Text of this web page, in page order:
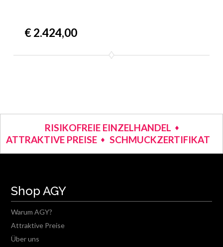
€ 2.424,00
RISIKOFREIE EINZELHANDEL
ATTRAKTIVE PREISE
SCHMUCKZERTIFIKAT
Shop AGY
Warum AGY?
Attraktive Preise
Über uns